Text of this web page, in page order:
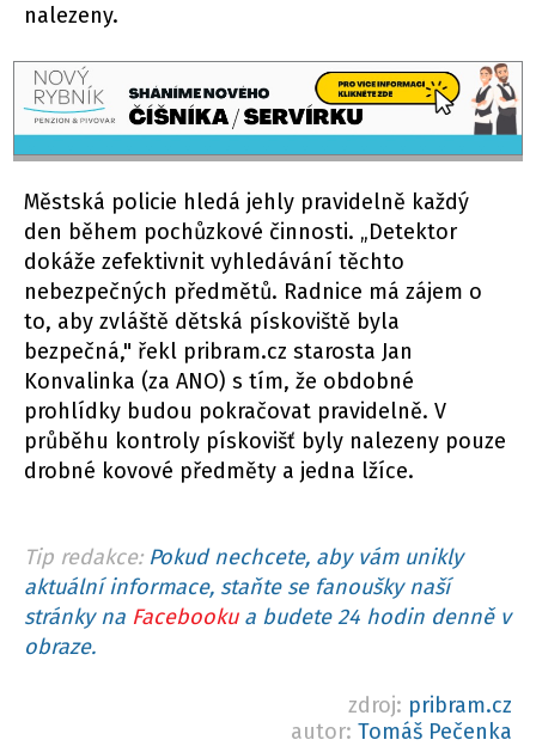
nalezeny.
Městská policie hledá jehly pravidelně každý
den během pochůzkové činnosti. „Detektor
dokáže zefektivnit vyhledávání těchto
nebezpečných předmětů. Radnice má zájem o
to, aby zvláště dětská pískoviště byla
bezpečná," řekl pribram.cz starosta Jan
Konvalinka (za ANO) s tím, že obdobné
prohlídky budou pokračovat pravidelně. V
průběhu kontroly pískovišť byly nalezeny pouze
drobné kovové předměty a jedna lžíce.
Tip redakce: Pokud nechcete, aby vám unikly
aktuální informace, staňte se fanoušky naší
stránky na Facebookua budete 24 hodin denně v
obraze.
zdroj: pribram.cz
autor: Tomáš Pečenka